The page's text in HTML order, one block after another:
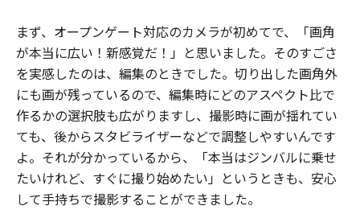
まず、オープンゲート対応のカメラが初めてで、「画角
が本当に広い！新感覚だ！」と思いました。そのすごさ
を実感したのは、編集のときでした。切り出した画角外
にも画が残っているので、編集時にどのアスペクト比で
作るかの選択肢も広がりますし、撮影時に画が揺れてい
ても、後からスタビライザーなどで調整しやすいんです
よ。それが分かっているから、「本当はジンバルに乗せ
たいけれど、すぐに撮り始めたい」というときも、安心
して手持ちで撮影することができました。